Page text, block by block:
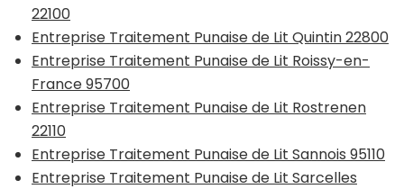
22100
Entreprise Traitement Punaise de Lit Quintin 22800
Entreprise Traitement Punaise de Lit Roissy-en-
France 95700
Entreprise Traitement Punaise de Lit Rostrenen
22110
Entreprise Traitement Punaise de Lit Sannois 95110
Entreprise Traitement Punaise de Lit Sarcelles